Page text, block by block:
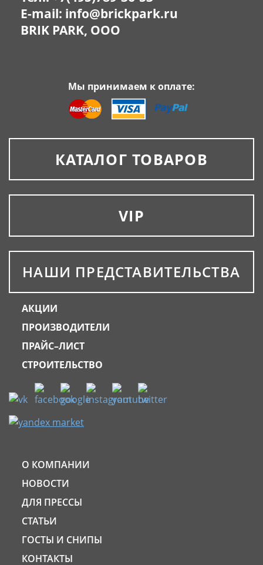
E-mail: info@brickpark.ru
BRIK PARK, OOO
Мы принимаем к оплате:
КАТАЛОГ ТОВАРОВ
VIP
НАШИ ПРЕДСТАВИТЕЛЬСТВА
АКЦИИ
ПРОИЗВОДИТЕЛИ
ПРАЙС–ЛИСТ
СТРОИТЕЛЬСТВО
О КОМПАНИИ
НОВОСТИ
ДЛЯ ПРЕССЫ
СТАТЬИ
ГОСТЫ И СНИПЫ
КОНТАКТЫ